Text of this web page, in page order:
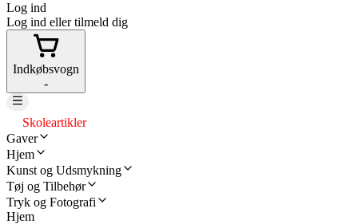
Log ind
Log ind eller tilmeld dig
Indkøbsvogn
-
Skoleartikler
Gaver
Hjem
Kunst og Udsmykning
Tøj og Tilbehør
Tryk og Fotografi
Hjem